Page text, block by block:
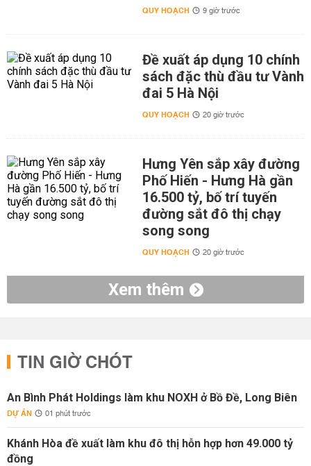
QUY HOẠCH 9 giờ trước
Đề xuất áp dụng 10 chính
sách đặc thù đầu tư Vành
đai 5 Hà Nội
QUY HOẠCH 20 giờ trước
Hưng Yên sắp xây đường
Phố Hiến - Hưng Hà gần
16.500 tỷ, bố trí tuyến
đường sắt đô thị chạy
song song
QUY HOẠCH 20 giờ trước
Xem thêm
TIN GIỜ CHÓT
An Bình Phát Holdings làm khu NOXH ở Bồ Đề, Long Biên
DỰ ÁN 01 phút trước
Khánh Hòa đề xuất làm khu đô thị hỗn hợp hơn 49.000 tỷ
đồng